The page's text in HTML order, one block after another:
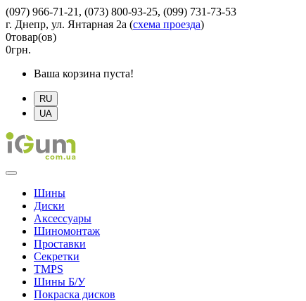
(097) 966-71-21, (073) 800-93-25, (099) 731-73-53
г. Днепр, ул. Янтарная 2а (схема проезда)
0товар(ов)
0грн.
Ваша корзина пуста!
RU
UA
Шины
Диски
Аксессуары
Шиномонтаж
Проставки
Секретки
TMPS
Шины Б/У
Покраска дисков